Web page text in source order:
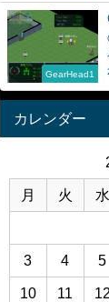
GearHead1
カレンダー
月 火 水
3 4 5
10 11 12